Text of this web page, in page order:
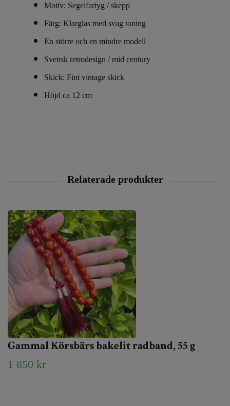
Motiv: Segelfartyg / skepp
Färg: Klarglas med svag toning
En större och en mindre modell
Svensk retrodesign / mid century
Skick: Fint vintage skick
Höjd ca 12 cm
Gammal Körsbärs bakelit radband, 55 g
1 850 kr